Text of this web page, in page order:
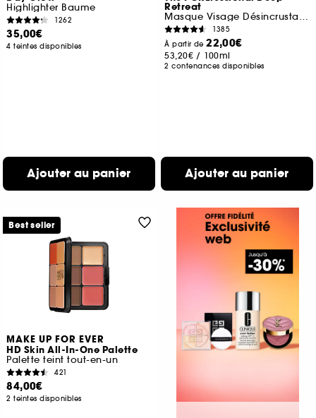
Highlighter Baume
1262
35,00€
4 teintes disponibles
Ajouter au panier
Retreat
Masque Visage Désincrustant à l'Argile
1385
À partir de22,00€
53,20€ / 100ml
2 contenances disponibles
Ajouter au panier
MAKE UP FOR EVER
HD Skin All-In-One Palette
Palette teint tout-en-un
421
84,00€
2 teintes disponibles
Best seller